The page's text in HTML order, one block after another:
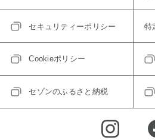
セキュリティーポリシー 特
Cookieポリシー
セゾンのふるさと納税